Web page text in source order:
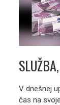
V dnešnej
čas na